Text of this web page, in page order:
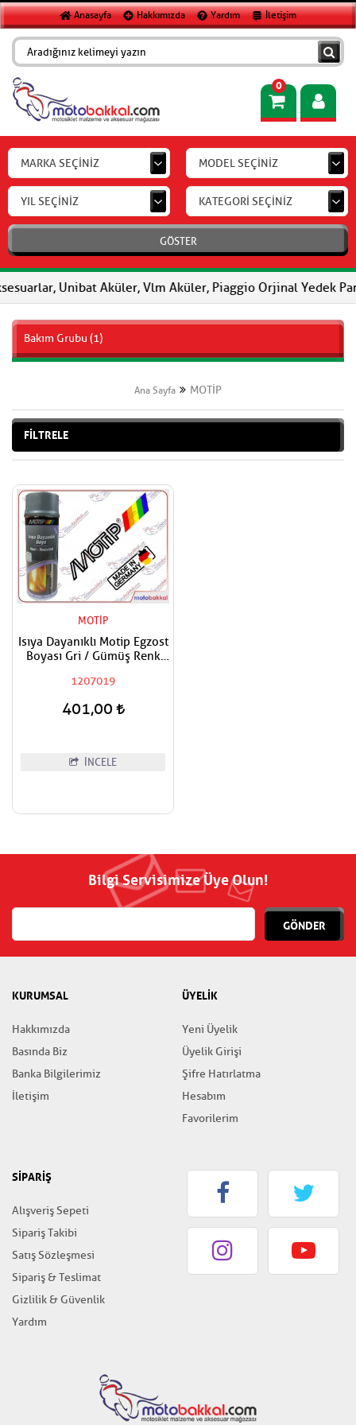
Anasayfa Hakkımızda Yardım İletişim
0
MARKA SEÇİNİZ MODEL SEÇİNİZ
YIL SEÇİNİZ KATEGORİ SEÇİNİZ
GÖSTER
Unibat Aküler, Vlm Aküler, Piaggio Orjinal Yedek
Bakım Grubu (1)
Ana Sayfa MOTİP
FİLTRELE
MOTİP
Isıya Dayanıklı Motip Egzost
Boyası Gri / Gümüş Renk
1207019
401,00
İNCELE
Bilgi Servisimize Üye Olun!
GÖNDER
KURUMSAL
Hakkımızda
Basında Biz
Banka Bilgilerimiz
İletişim
ÜYELİK
Yeni Üyelik
Üyelik Girişi
Şifre Hatırlatma
Hesabım
Favorilerim
SİPARİŞ
Alışveriş Sepeti
Sipariş Takibi
Satış Sözleşmesi
Sipariş & Teslimat
Gizlilik & Güvenlik
Yardım